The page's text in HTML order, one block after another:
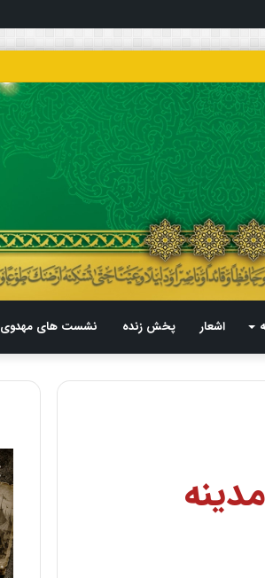
اشعار پخش زنده نشست های مهدوی